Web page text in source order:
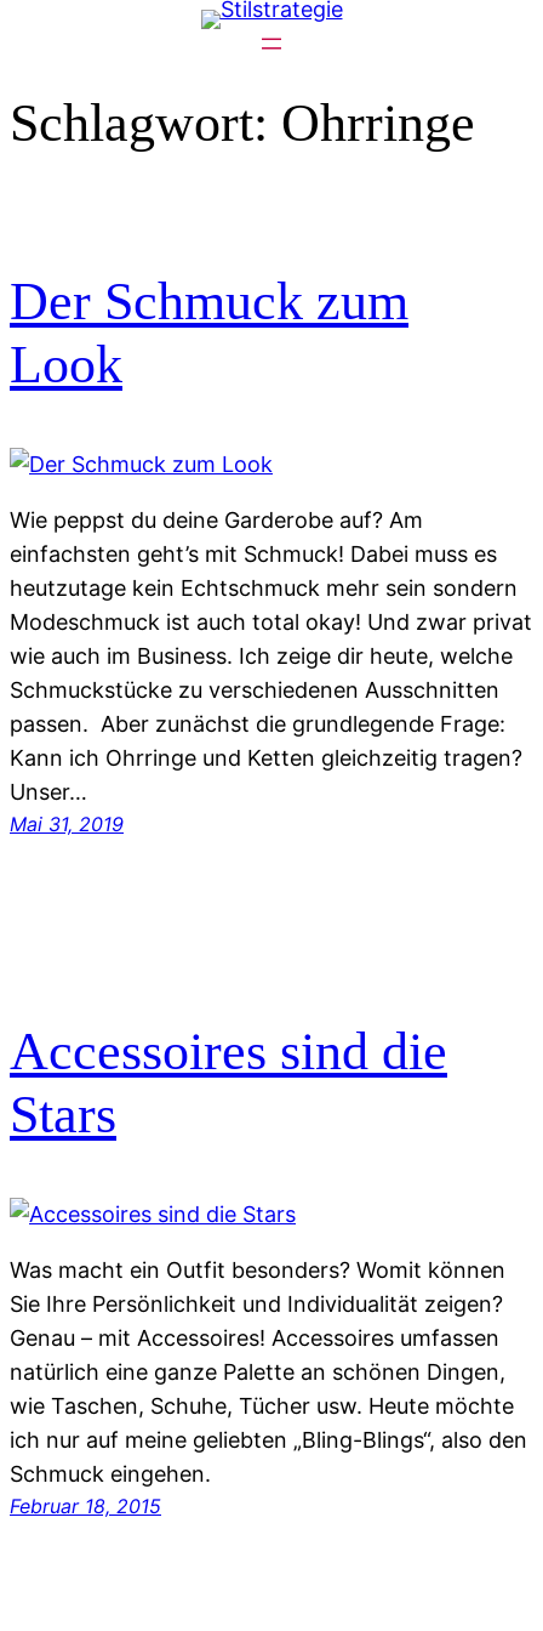
Schlagwort: Ohrringe
Der Schmuck zum
Look
Wie peppst du deine Garderobe auf? Am
einfachsten geht’s mit Schmuck! Dabei muss es
heutzutage kein Echtschmuck mehr sein sondern
Modeschmuck ist auch total okay! Und zwar privat
wie auch im Business. Ich zeige dir heute, welche
Schmuckstücke zu verschiedenen Ausschnitten
passen. Aber zunächst die grundlegende Frage:
Kann ich Ohrringe und Ketten gleichzeitig tragen?
Unser…
Mai 31, 2019
Accessoires sind die
Stars
Was macht ein Outfit besonders? Womit können
Sie Ihre Persönlichkeit und Individualität zeigen?
Genau – mit Accessoires! Accessoires umfassen
natürlich eine ganze Palette an schönen Dingen,
wie Taschen, Schuhe, Tücher usw. Heute möchte
ich nur auf meine geliebten „Bling-Blings“, also den
Schmuck eingehen.
Februar 18, 2015